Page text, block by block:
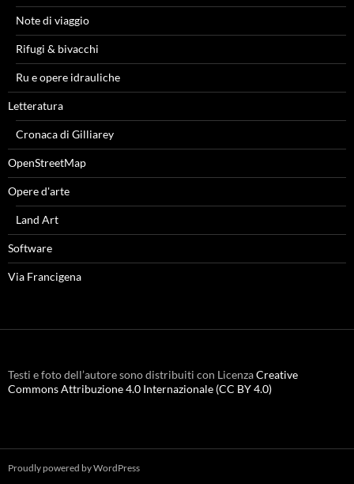
Note di viaggio
Rifugi & bivacchi
Ru e opere idrauliche
Letteratura
Cronaca di Gilliarey
OpenStreetMap
Opere d'arte
Land Art
Software
Via Francigena
Testi e foto dell’autore sono distribuiti con LicenzaCreative
Commons Attribuzione 4.0 Internazionale (CC BY 4.0)
Proudly powered by WordPress